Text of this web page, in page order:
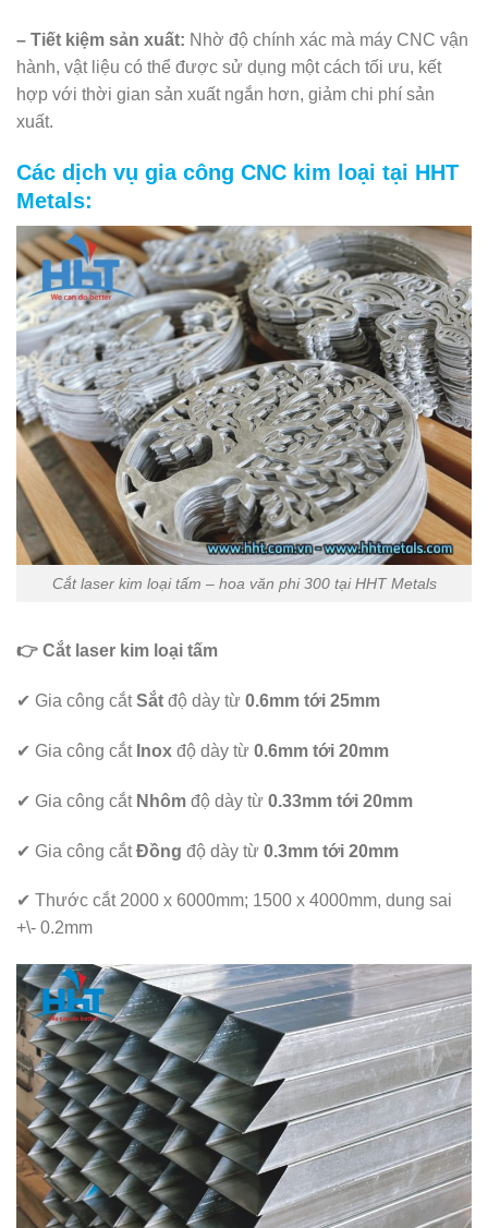
– Tiết kiệm sản xuất: Nhờ độ chính xác mà máy CNC vận
hành, vật liệu có thể được sử dụng một cách tối ưu, kết
hợp với thời gian sản xuất ngắn hơn, giảm chi phí sản
xuất.
Các dịch vụ gia công CNC kim loại tại HHT
Metals:
Cắt laser kim loại tấm – hoa văn phi 300 tại HHT Metals
👉 Cắt laser kim loại tấm
✔ Gia công cắt Sắt độ dày từ 0.6mm tới 25mm
✔ Gia công cắt Inox độ dày từ 0.6mm tới 20mm
✔ Gia công cắt Nhôm độ dày từ 0.33mm tới 20mm
✔ Gia công cắtĐồng độ dày từ 0.3mm tới 20mm
✔ Thước cắt 2000 x 6000mm; 1500 x 4000mm, dung sai
+\- 0.2mm